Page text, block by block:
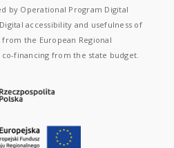
by Operational Program Digital
accessibility and usefulness of
the European Regional
financing from the state budget.